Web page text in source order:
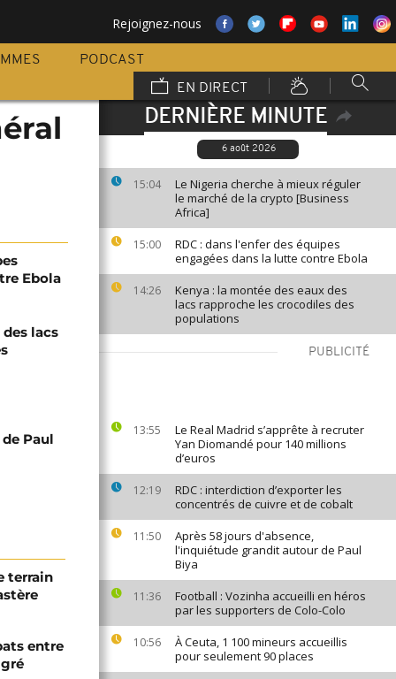
Rejoignez-nous
PODCAST
EN DIRECT
DERNIÈRE MINUTE
6 août 2026
15:04
Le Nigeria cherche à mieux réguler
le marché de la crypto [Business
Africa]
15:00
RDC : dans l'enfer des équipes
engagées dans la lutte contre Ebola
14:26
Kenya : la montée des eaux des
lacs rapproche les crocodiles des
populations
PUBLICITÉ
13:55
Le Real Madrid s’apprête à recruter
Yan Diomandé pour 140 millions
d’euros
12:19
RDC : interdiction d’exporter les
concentrés de cuivre et de cobalt
11:50
Après 58 jours d'absence,
l'inquiétude grandit autour de Paul
Biya
11:36
Football : Vozinha accueilli en héros
par les supporters de Colo-Colo
10:56
À Ceuta, 1 100 mineurs accueillis
pour seulement 90 places
Ebola
lacs
Paul
terrain
entre